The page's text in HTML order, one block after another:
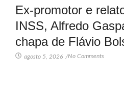
Ex-promotor e
INSS, Alfredo
chapa de Flávio
agosto 5, 2026 /No Comments